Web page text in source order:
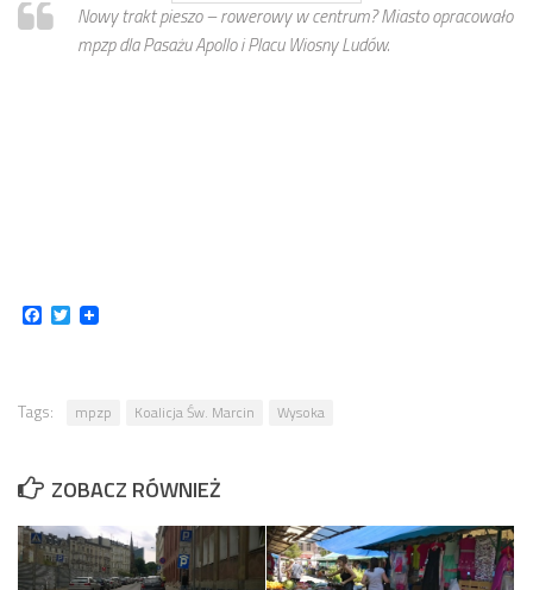
Nowy trakt pieszo – rowerowy w centrum? Miasto opracowało
mpzp dla Pasażu Apollo i Placu Wiosny Ludów.
Facebook
Twitter
Tags: mpzp Koalicja Św. Marcin Wysoka
ZOBACZ RÓWNIEŻ